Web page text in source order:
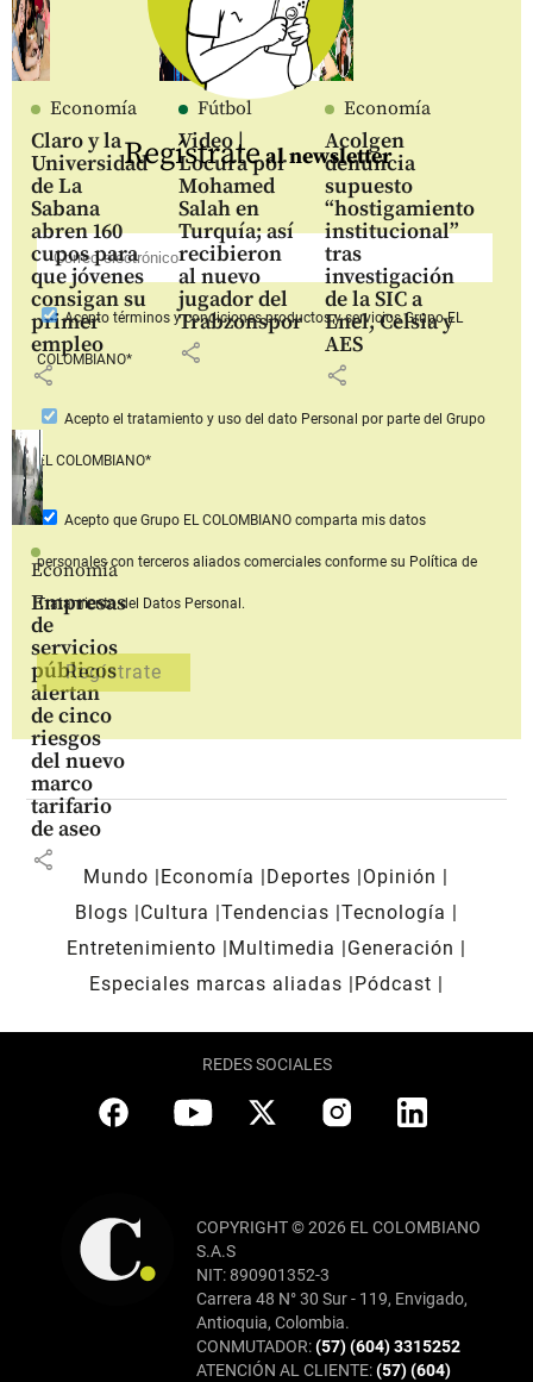
Economía
Claro y la
Universidad
de La
Sabana
abren 160
cupos para
que jóvenes
consigan su
primer
empleo
share
Fútbol
Video |
Locura por
Mohamed
Salah en
Turquía; así
recibieron
al nuevo
jugador del
Trabzonspor
share
Economía
Acolgen
denuncia
supuesto
“hostigamiento
institucional”
tras
investigación
de la SIC a
Enel, Celsia y
AES
share
Economía
Empresas
de
servicios
públicos
alertan
de cinco
riesgos
del nuevo
marco
tarifario
de aseo
share
Regístrateal newsletter
Aceptotérminos y condiciones productos y serviciosGrupo EL
COLOMBIANO*
Acepto el tratamiento y uso del dato Personal por parte del Grupo
EL COLOMBIANO*
Acepto que Grupo EL COLOMBIANOcomparta mis datos
personales con terceros aliados comerciales conforme su Política de
Tratamiento del Datos Personal.
Mundo Economía Deportes
Opinión
Blogs
Cultura Tendencias Tecnología
Entretenimiento
Multimedia
Generación
Especiales marcas aliadas
Pódcast
REDES SOCIALES
COPYRIGHT © 2026 EL COLOMBIANO
S.A.S
NIT: 890901352-3
Carrera 48 N° 30 Sur - 119, Envigado,
Antioquia, Colombia.
CONMUTADOR:(57) (604) 3315252
ATENCIÓN AL CLIENTE:(57) (604)